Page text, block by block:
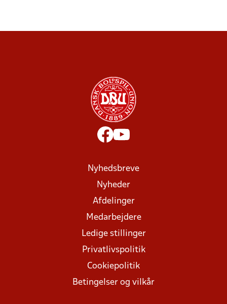
Nyhedsbreve
Nyheder
Afdelinger
Medarbejdere
Ledige stillinger
Privatlivspolitik
Cookiepolitik
Betingelser og vilkår